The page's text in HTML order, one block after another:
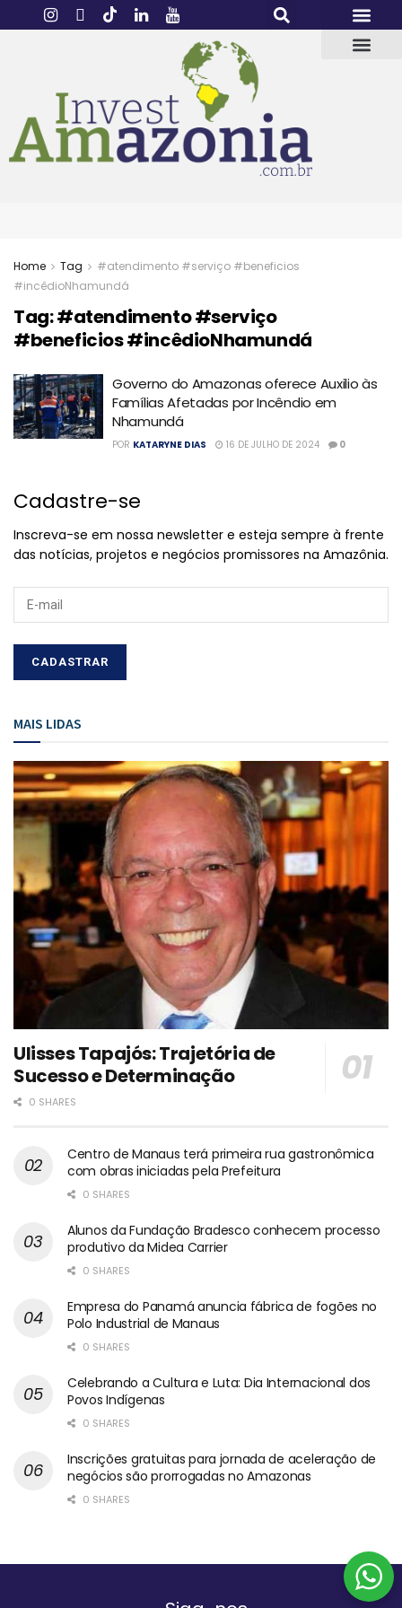
Home Tag
#atendimento #serviço #beneficios
#incêdioNhamundá
Tag:#atendimento #serviço
#beneficios #incêdioNhamundá
Governo do Amazonas oferece Auxilio às
Famílias Afetadas por Incêndio em
Nhamundá
POR KATARYNE DIAS 16 DE JULHO DE 2024 0
Cadastre-se
Inscreva-se em nossa newsletter e esteja sempre à frente
das notícias, projetos e negócios promissores na Amazônia.
MAIS LIDAS
Ulisses Tapajós: Trajetória de
Sucesso e Determinação
0 SHARES
Centro de Manaus terá primeira rua gastronômica
com obras iniciadas pela Prefeitura
0 SHARES
Alunos da Fundação Bradesco conhecem processo
produtivo da Midea Carrier
0 SHARES
Empresa do Panamá anuncia fábrica de fogões no
Polo Industrial de Manaus
0 SHARES
Celebrando a Cultura e Luta: Dia Internacional dos
Povos Indígenas
0 SHARES
Inscrições gratuitas para jornada de aceleração de
negócios são prorrogadas no Amazonas
0 SHARES